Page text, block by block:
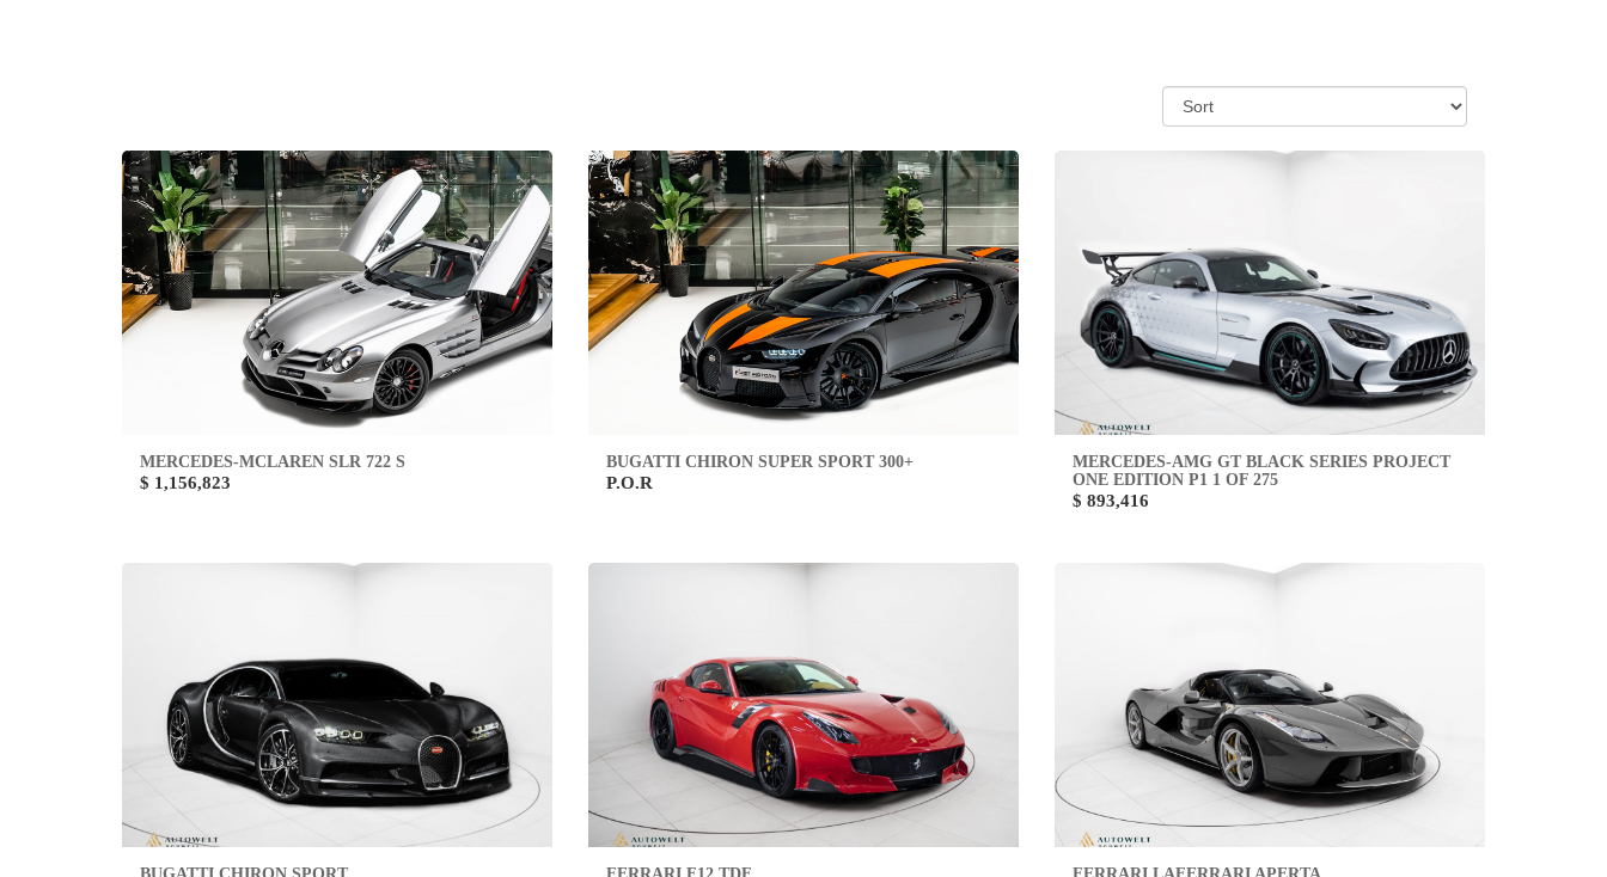
MERCEDES-MCLAREN SLR 722 S
$ 1,156,823
BUGATTI CHIRON SUPER SPORT 300+
P.O.R
MERCEDES-AMG GT BLACK SERIES PROJECT
ONE EDITION P1 1 OF 275
$ 893,416